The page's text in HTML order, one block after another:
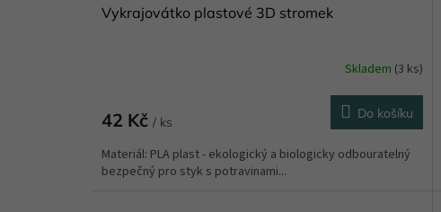
Vykrajovátko plastové 3D stromek
Skladem (3 ks)
42 Kč / ks
Do košíku
Materiál: PLA plast - ekologický a biologicky odbouratelný
bezpečný pro styk s potravinami...